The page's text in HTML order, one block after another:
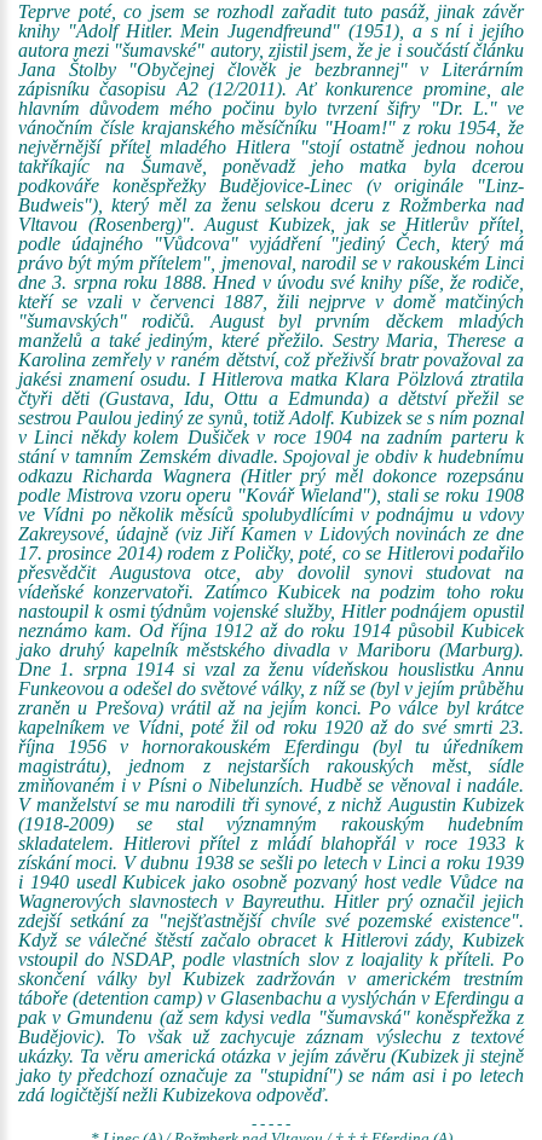
Teprve poté, co jsem se rozhodl zařadit tuto pasáž, jinak závěr
knihy "Adolf Hitler. Mein Jugendfreund" (1951), a s ní i jejího
autora mezi "šumavské" autory, zjistil jsem, že je i součástí článku
Jana Štolby "Obyčejnej člověk je bezbrannej" v Literárním
zápisníku časopisu A2 (12/2011). Ať konkurence promine, ale
hlavním důvodem mého počinu bylo tvrzení šifry "Dr. L." ve
vánočním čísle krajanského měsíčníku "Hoam!" z roku 1954, že
nejvěrnější přítel mladého Hitlera "stojí ostatně jednou nohou
takříkajíc na Šumavě, poněvadž jeho matka byla dcerou
podkováře koněspřežky Budějovice-Linec (v originále "Linz-
Budweis"), který měl za ženu selskou dceru z Rožmberka nad
Vltavou (Rosenberg)". August Kubizek, jak se Hitlerův přítel,
podle údajného "Vůdcova" vyjádření "jediný Čech, který má
právo být mým přítelem", jmenoval, narodil se v rakouském Linci
dne 3. srpna roku 1888. Hned v úvodu své knihy píše, že rodiče,
kteří se vzali v červenci 1887, žili nejprve v domě matčiných
"šumavských" rodičů. August byl prvním děckem mladých
manželů a také jediným, které přežilo. Sestry Maria, Therese a
Karolina zemřely v raném dětství, což přeživší bratr považoval za
jakési znamení osudu. I Hitlerova matka Klara Pölzlová ztratila
čtyři děti (Gustava, Idu, Ottu a Edmunda) a dětství přežil se
sestrou Paulou jediný ze synů, totiž Adolf. Kubizek se s ním poznal
v Linci někdy kolem Dušiček v roce 1904 na zadním parteru k
stání v tamním Zemském divadle. Spojoval je obdiv k hudebnímu
odkazu Richarda Wagnera (Hitler prý měl dokonce rozepsánu
podle Mistrova vzoru operu "Kovář Wieland"), stali se roku 1908
ve Vídni po několik měsíců spolubydlícími v podnájmu u vdovy
Zakreysové, údajně (viz Jiří Kamen v Lidových novinách ze dne
17. prosince 2014) rodem z Poličky, poté, co se Hitlerovi podařilo
přesvědčit Augustova otce, aby dovolil synovi studovat na
vídeňské konzervatoři. Zatímco Kubicek na podzim toho roku
nastoupil k osmi týdnům vojenské služby, Hitler podnájem opustil
neznámo kam. Od října 1912 až do roku 1914 působil Kubicek
jako druhý kapelník městského divadla v Mariboru (Marburg).
Dne 1. srpna 1914 si vzal za ženu vídeňskou houslistku Annu
Funkeovou a odešel do světové války, z níž se (byl v jejím průběhu
zraněn u Prešova) vrátil až na jejím konci. Po válce byl krátce
kapelníkem ve Vídni, poté žil od roku 1920 až do své smrti 23.
října 1956 v hornorakouském Eferdingu (byl tu úředníkem
magistrátu), jednom z nejstarších rakouských měst, sídle
zmiňovaném i v Písni o Nibelunzích. Hudbě se věnoval i nadále.
V manželství se mu narodili tři synové, z nichž Augustin Kubizek
(1918-2009) se stal významným rakouským hudebním
skladatelem. Hitlerovi přítel z mládí blahopřál v roce 1933 k
získání moci. V dubnu 1938 se sešli po letech v Linci a roku 1939
i 1940 usedl Kubicek jako osobně pozvaný host vedle Vůdce na
Wagnerových slavnostech v Bayreuthu. Hitler prý označil jejich
zdejší setkání za "nejšťastnější chvíle své pozemské existence".
Když se válečné štěstí začalo obracet k Hitlerovi zády, Kubizek
vstoupil do NSDAP, podle vlastních slov z loajality k příteli. Po
skončení války byl Kubizek zadržován v americkém trestním
táboře (detention camp) v Glasenbachu a vyslýchán v Eferdingu a
pak v Gmundenu (až sem kdysi vedla "šumavská" koněspřežka z
Budějovic). To však už zachycuje záznam výslechu z textové
ukázky. Ta věru americká otázka v jejím závěru (Kubizek ji stejně
jako ty předchozí označuje za "stupidní") se nám asi i po letech
zdá logičtější nežli Kubizekova odpověď.
- - - - -